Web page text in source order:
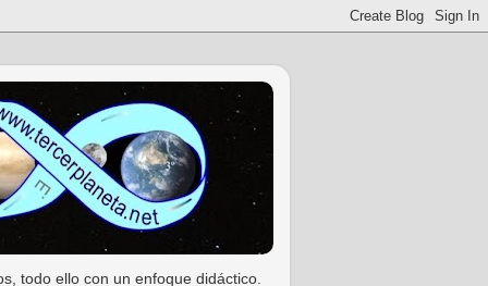
todo ello con un enfoque didáctico.